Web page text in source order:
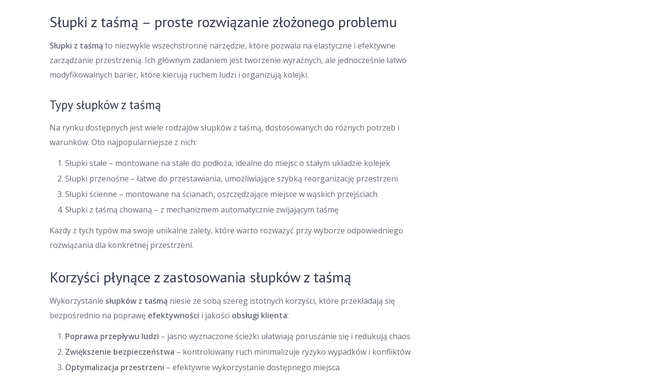
Słupki z taśmą – proste rozwiązanie złożonego problemu
Słupki z taśmą to niezwykle wszechstronne narzędzie, które pozwala na elastyczne i efektywne
zarządzanie przestrzenią. Ich głównym zadaniem jest tworzenie wyraźnych, ale jednocześnie łatwo
modyfikowalnych barier, które kierują ruchem ludzi i organizują kolejki.
Typy słupków z taśmą
Na rynku dostępnych jest wiele rodzajów słupków z taśmą, dostosowanych do różnych potrzeb i
warunków. Oto najpopularniejsze z nich:
Słupki stałe – montowane na stałe do podłoża, idealne do miejsc o stałym układzie kolejek
Słupki przenośne – łatwe do przestawiania, umożliwiające szybką reorganizację przestrzeni
Słupki ścienne – montowane na ścianach, oszczędzające miejsce w wąskich przejściach
Słupki z taśmą chowaną – z mechanizmem automatycznie zwijającym taśmę
Każdy z tych typów ma swoje unikalne zalety, które warto rozważyć przy wyborze odpowiedniego
rozwiązania dla konkretnej przestrzeni.
Korzyści płynące z zastosowania słupków z taśmą
Wykorzystanie słupków z taśmą niesie ze sobą szereg istotnych korzyści, które przekładają się
bezpośrednio na poprawę efektywności i jakości obsługi klienta:
Poprawa przepływu ludzi – jasno wyznaczone ścieżki ułatwiają poruszanie się i redukują chaos
Zwiększenie bezpieczeństwa – kontrolowany ruch minimalizuje ryzyko wypadków i konfliktów
Optymalizacja przestrzeni – efektywne wykorzystanie dostępnego miejsca